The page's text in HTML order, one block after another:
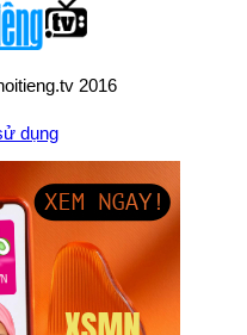
2016
dụng
riêng tư